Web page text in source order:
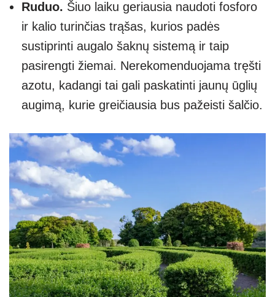
Ruduo. Šiuo laiku geriausia naudoti fosforo
ir kalio turinčias trąšas, kurios padės
sustiprinti augalo šaknų sistemą ir taip
pasirengti žiemai. Nerekomenduojama tręšti
azotu, kadangi tai gali paskatinti jaunų ūglių
augimą, kurie greičiausia bus pažeisti šalčio.